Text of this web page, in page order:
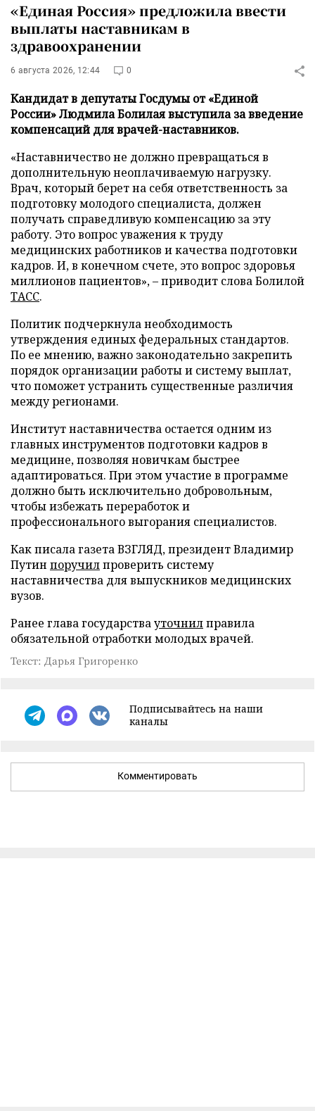
«Единая Россия» предложила ввести
выплаты наставникам в
здравоохранении
6 августа 2026, 12:44 0
Кандидат в депутаты Госдумы от «Единой
России» Людмила Болилая выступила за введение
компенсаций для врачей-наставников.
«Наставничество не должно превращаться в
дополнительную неоплачиваемую нагрузку.
Врач, который берет на себя ответственность за
подготовку молодого специалиста, должен
получать справедливую компенсацию за эту
работу. Это вопрос уважения к труду
медицинских работников и качества подготовки
кадров. И, в конечном счете, это вопрос здоровья
миллионов пациентов», – приводит слова Болилой
ТАСС.
Политик подчеркнула необходимость
утверждения единых федеральных стандартов.
По ее мнению, важно законодательно закрепить
порядок организации работы и систему выплат,
что поможет устранить существенные различия
между регионами.
Институт наставничества остается одним из
главных инструментов подготовки кадров в
медицине, позволяя новичкам быстрее
адаптироваться. При этом участие в программе
должно быть исключительно добровольным,
чтобы избежать переработок и
профессионального выгорания специалистов.
Как писала газета ВЗГЛЯД, президент Владимир
Путин поручилпроверить систему
наставничества для выпускников медицинских
вузов.
Ранее глава государствауточнилправила
обязательной отработки молодых врачей.
Текст: Дарья Григоренко
Подписывайтесь на наши
каналы
Комментировать